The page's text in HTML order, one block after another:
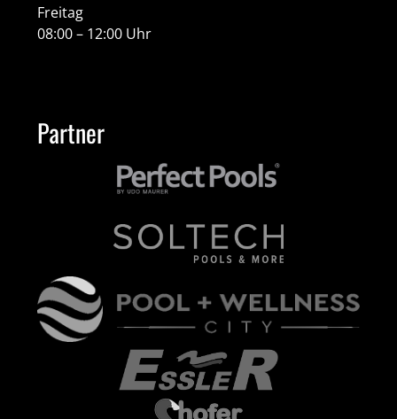
Freitag
08:00 – 12:00 Uhr
Partner